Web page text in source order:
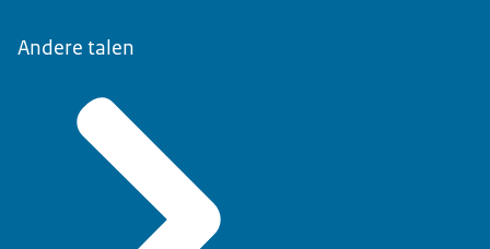
Andere talen